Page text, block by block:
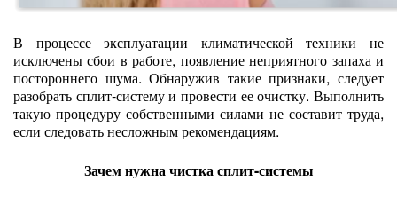
В процессе эксплуатации климатической техники не
исключены сбои в работе, появление неприятного запаха и
постороннего шума. Обнаружив такие признаки, следует
разобрать сплит-систему и провести ее очистку. Выполнить
такую процедуру собственными силами не составит труда,
если следовать несложным рекомендациям.
Зачем нужна чистка сплит-системы